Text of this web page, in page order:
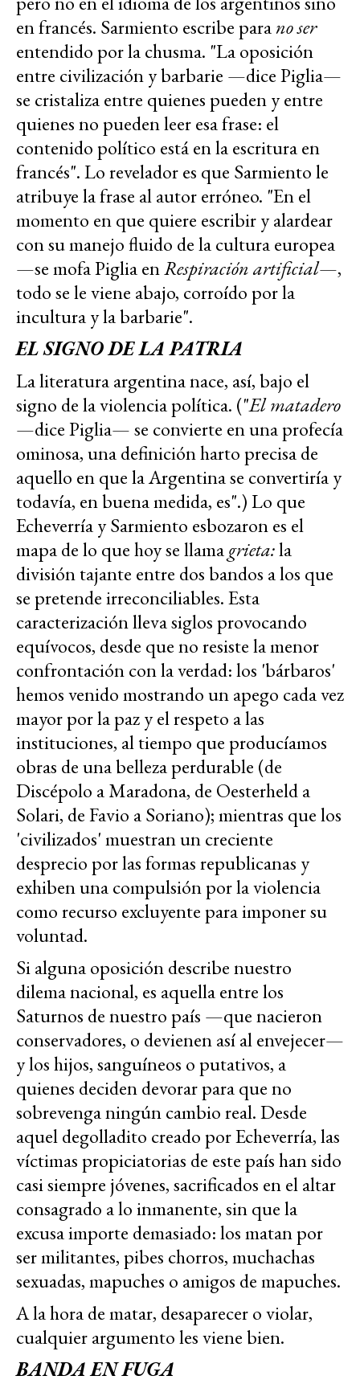
en francés. Sarmiento escribe parano ser
entendido por la chusma. "La oposición
entre civilización y barbarie —dice Piglia—
se cristaliza entre quienes pueden y entre
quienes no pueden leer esa frase: el
contenido político está en la escritura en
francés". Lo revelador es que Sarmiento le
atribuye la frase al autor erróneo. "En el
momento en que quiere escribir y alardear
con su manejo fluido de la cultura europea
—se mofa Piglia enRespiración artificial—,
todo se le viene abajo, corroído por la
incultura y la barbarie".
EL SIGNO DE LA PATRIA
La literatura argentina nace, así, bajo el
signo de la violencia política. ("El matadero
—dice Piglia— se convierte en una profecía
ominosa, una definición harto precisa de
aquello en que la Argentina se convertiría y
todavía, en buena medida, es".) Lo que
Echeverría y Sarmiento esbozaron es el
mapa de lo que hoy se llamagrieta:la
división tajante entre dos bandos a los que
se pretende irreconciliables. Esta
caracterización lleva siglos provocando
equívocos, desde que no resiste la menor
confrontación con la verdad: los 'bárbaros'
hemos venido mostrando un apego cada vez
mayor por la paz y el respeto a las
instituciones, al tiempo que producíamos
obras de una belleza perdurable (de
Discépolo a Maradona, de Oesterheld a
Solari, de Favio a Soriano); mientras que los
'civilizados' muestran un creciente
desprecio por las formas republicanas y
exhiben una compulsión por la violencia
como recurso excluyente para imponer su
voluntad.
Si alguna oposición describe nuestro
dilema nacional, es aquella entre los
Saturnos de nuestro país —que nacieron
conservadores, o devienen así al envejecer—
y los hijos, sanguíneos o putativos, a
quienes deciden devorar para que no
sobrevenga ningún cambio real. Desde
aquel degolladito creado por Echeverría, las
víctimas propiciatorias de este país han sido
casi siempre jóvenes, sacrificados en el altar
consagrado a lo inmanente, sin que la
excusa importe demasiado: los matan por
ser militantes, pibes chorros, muchachas
sexuadas, mapuches o amigos de mapuches.
A la hora de matar, desaparecer o violar,
cualquier argumento les viene bien.
BANDA EN FUGA